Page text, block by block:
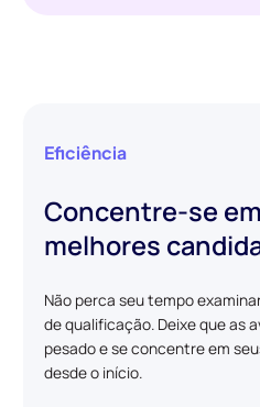
Eficiência
Concentre-se
melhores
Não perca seu tempo
de qualificação. Deixe que as
pesado e se concentre em
desde o início.